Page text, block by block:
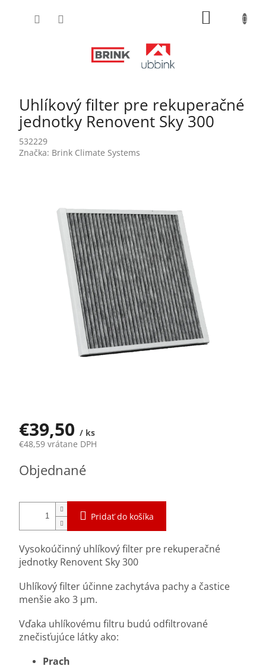
Uhlíkový filter pre rekuperačné
jednotky Renovent Sky 300
532229
Značka: Brink Climate Systems
€39,50/ ks
€48,59 vrátane DPH
cena:
Objednané
Pridať do košíka
Vysokoúčinný uhlíkový filter pre rekuperačné
jednotky Renovent Sky 300
Uhlíkový filter účinne zachytáva pachy a častice
menšie ako 3 μm.
Vďaka uhlíkovému filtru budú odfiltrované
znečisťujúce látky ako:
Prach